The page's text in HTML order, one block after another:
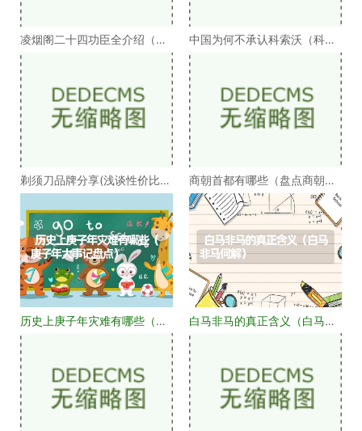
凌烟阁二十四功臣全介绍（凌
烟阁二十四功臣排
中国为何不承认科索沃（科索
沃为何不被承认）
剃须刀品牌分享(浅谈性价比高
的剃须刀品牌）
商朝首都有哪些（盘点商朝的
十几个首都）
历史上庚子年灾难有哪些（庚
子年大事记盘点）
白马非马的真正含义（白马非
马何解）